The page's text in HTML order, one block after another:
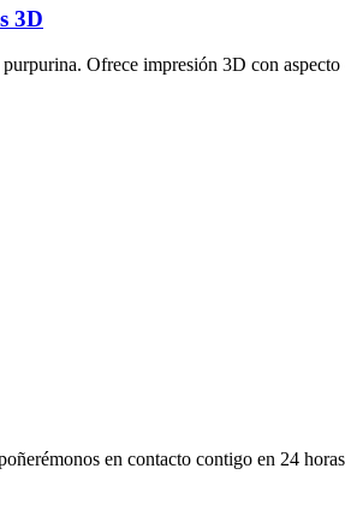
3D
Ofrece impresión 3D con
en contacto contigo en 24